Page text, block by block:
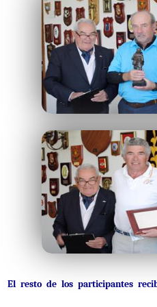
El resto de los participantes